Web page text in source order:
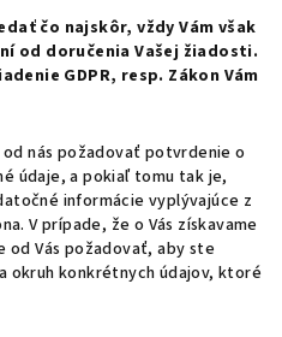
čo najskôr, vždy Vám však
od doručenia Vašej žiadosti.
GDPR, resp. Zákon Vám
nás požadovať potvrdenie o
údaje, a pokiaľ tomu tak je,
informácie vyplývajúce z
V prípade, že o Vás získavame
od Vás požadovať, aby ste
okruh konkrétnych údajov, ktoré